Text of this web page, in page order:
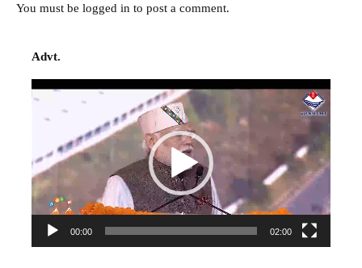
You must be logged in to post a comment.
Advt.
Video
00:00 02:00